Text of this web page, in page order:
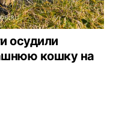
осудили
кошку на